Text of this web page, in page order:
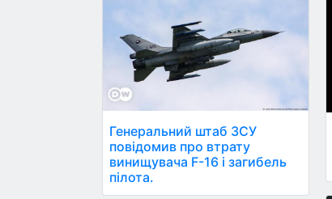
Генеральний штаб ЗСУ
повідомив про втрату
винищувача F-16 і загибель
пілота.